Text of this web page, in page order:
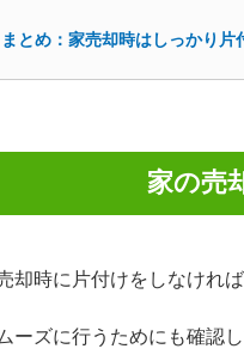
まとめ：家売却時はしっかり片
家の売
却時に片付けをしなけれ
ーズに行うためにも確認し